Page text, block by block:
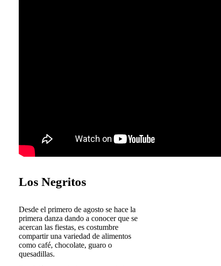
Los Negritos
Desde el primero de agosto se hace la
primera danza dando a conocer que se
acercan las fiestas, es costumbre
compartir una variedad de alimentos
como café, chocolate, guaro o
quesadillas.